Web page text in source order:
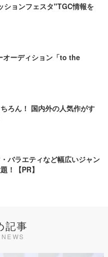
ションフェスタ"TGC情報を
ーディション「to the
ろん！ 国内外の人気作がす
バラエティなど幅広いジャン
！【PR】
記事